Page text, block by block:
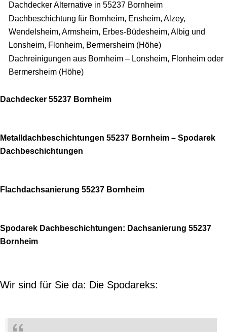
Dachdecker Alternative in 55237 Bornheim
Dachbeschichtung für Bornheim, Ensheim, Alzey,
Wendelsheim, Armsheim, Erbes-Büdesheim, Albig und
Lonsheim, Flonheim, Bermersheim (Höhe)
Dachreinigungen aus Bornheim – Lonsheim, Flonheim oder
Bermersheim (Höhe)
Dachdecker 55237 Bornheim
Metalldachbeschichtungen 55237 Bornheim – Spodarek
Dachbeschichtungen
Flachdachsanierung 55237 Bornheim
Spodarek Dachbeschichtungen: Dachsanierung 55237
Bornheim
Wir sind für Sie da: Die Spodareks: